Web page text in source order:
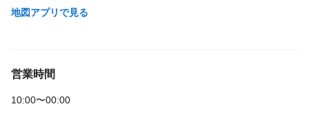
地図アプリで見る
営業時間
10:00〜00:00